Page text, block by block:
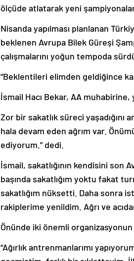
ölçüde atlatarak yeni
Nisanda yapılması planlanan
beklenen Avrupa Bilek Güreşi
çalışmalarını yoğun tempoda
“Beklentileri elimden geldiğince
İsmail Hacı Bekar, AA
Zor bir sakatlık süreci yaşadığını
hala devam eden ağrım var.
ediyorum.” dedi.
İsmail, sakatlığının kendisini son
başında sakatlığım yoktu fakat
sakatlığım nüksetti. Daha sonra
rakiplerime yenildim. Ağrı ve
Önünde iki önemli
“Ağırlık antrenmanlarımı